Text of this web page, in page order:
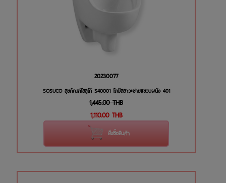
20230077
SOSUCO สุขภัณฑ์โสสุโก้ S40001 โถปัสสาวะชายแขวนผนัง 401
1,445.00 THB
1,110.00 THB
สั่งซื้อสินค้า